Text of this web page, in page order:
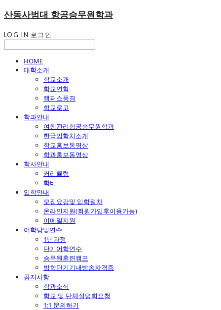
산동사범대 항공승무원학과
LOG IN 로그인
HOME
대학소개
학교소개
학교연혁
캠퍼스풍경
학교로고
학과안내
여행관리항공승무원학과
한국입학처소개
학교홍보동영상
학과홍보동영상
학사안내
커리큘럼
학비
입학안내
모집요강및 입학절차
온라인지원(회원가입후이용가능)
이메일지원
어학당및연수
1년과정
단기어학연수
승무원훈련캠프
방학단기기내방송자격증
공지사항
학과소식
학교 및 단체설명회요청
1:1 문의하기